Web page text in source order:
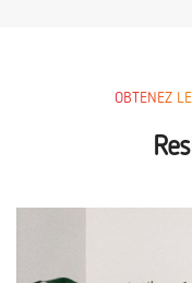
OBTENEZ